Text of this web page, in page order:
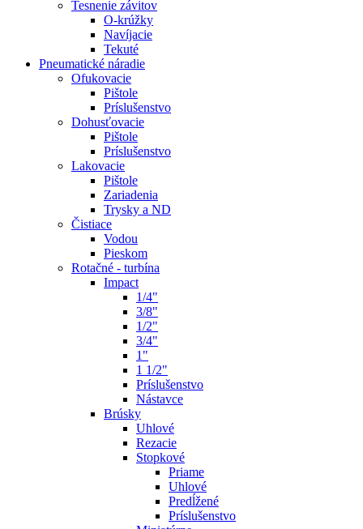
Tesnenie závitov
O-krúžky
Navíjacie
Tekuté
Pneumatické náradie
Ofukovacie
Pištole
Príslušenstvo
Dohusťovacie
Pištole
Príslušenstvo
Lakovacie
Pištole
Zariadenia
Trysky a ND
Čistiace
Vodou
Pieskom
Rotačné - turbína
Impact
1/4"
3/8"
1/2"
3/4"
1"
1 1/2"
Príslušenstvo
Nástavce
Brúsky
Uhlové
Rezacie
Stopkové
Priame
Uhlové
Predĺžené
Príslušenstvo